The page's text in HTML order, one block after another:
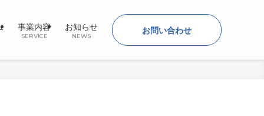
事業内容
SERVICE
お知らせ
NEWS
お問い合わせ